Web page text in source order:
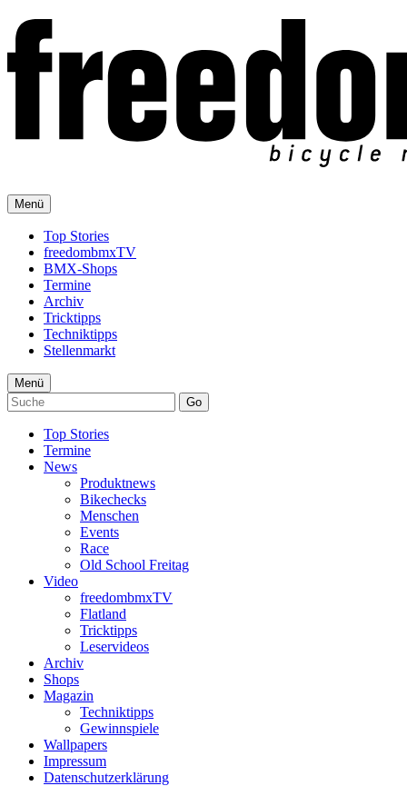
Menü
Top Stories
freedombmxTV
BMX-Shops
Termine
Archiv
Tricktipps
Techniktipps
Stellenmarkt
Menü
Go
Top Stories
Termine
News
Produktnews
Bikechecks
Menschen
Events
Race
Old School Freitag
Video
freedombmxTV
Flatland
Tricktipps
Leservideos
Archiv
Shops
Magazin
Techniktipps
Gewinnspiele
Wallpapers
Impressum
Datenschutzerklärung